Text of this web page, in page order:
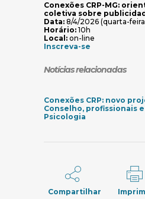
Conexões CRP-MG:
coletiva sobre
Data: 8/4/2026 (quarta-
Horário: 10h
Local: on-line
Inscreva-se
Notícias relacionadas
Conexões CRP: novo
Conselho, profissionais
Psicologia
Compartilhar